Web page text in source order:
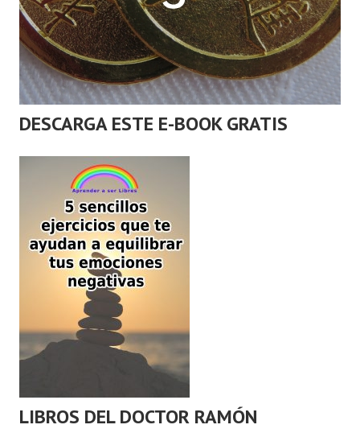
DESCARGA ESTE E-BOOK GRATIS
LIBROS DEL DOCTOR RAMÓN